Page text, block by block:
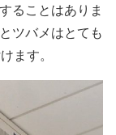
ることはありま
ツバメはとても
ます。